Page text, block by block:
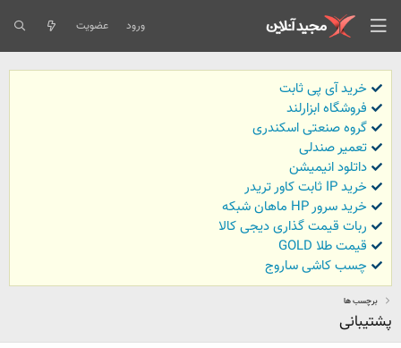
ورود عضویت
خرید آی پی ثابت
فروشگاه ابزارلند
گروه صنعتی اسکندری
تعمیر صندلی
داتلود انیمیشن
خرید IP ثابت کاور تریدر
خرید سرور HP ماهان شبکه
ربات قیمت گذاری دیجی کالا
قیمت طلا GOLD
چسب کاشی ساروج
برچسب ها
پشتیبانی